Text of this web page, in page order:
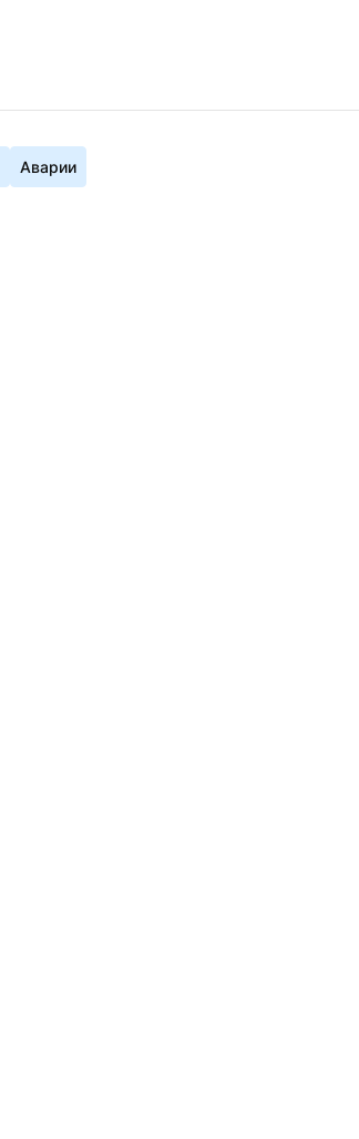
Аварии